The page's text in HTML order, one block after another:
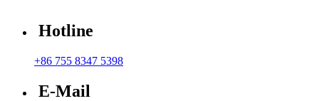
Hotline
+86 755 8347 5398
E-Mail